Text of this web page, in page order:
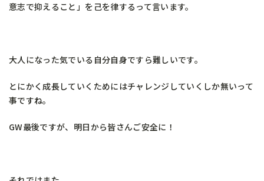
意志で抑えること」を己を律するって言います。
大人になった気でいる自分自身ですら難しいです。
とにかく成長していくためにはチャレンジしていくしか無いって
事ですね。
GW最後ですが、明日から皆さんご安全に！